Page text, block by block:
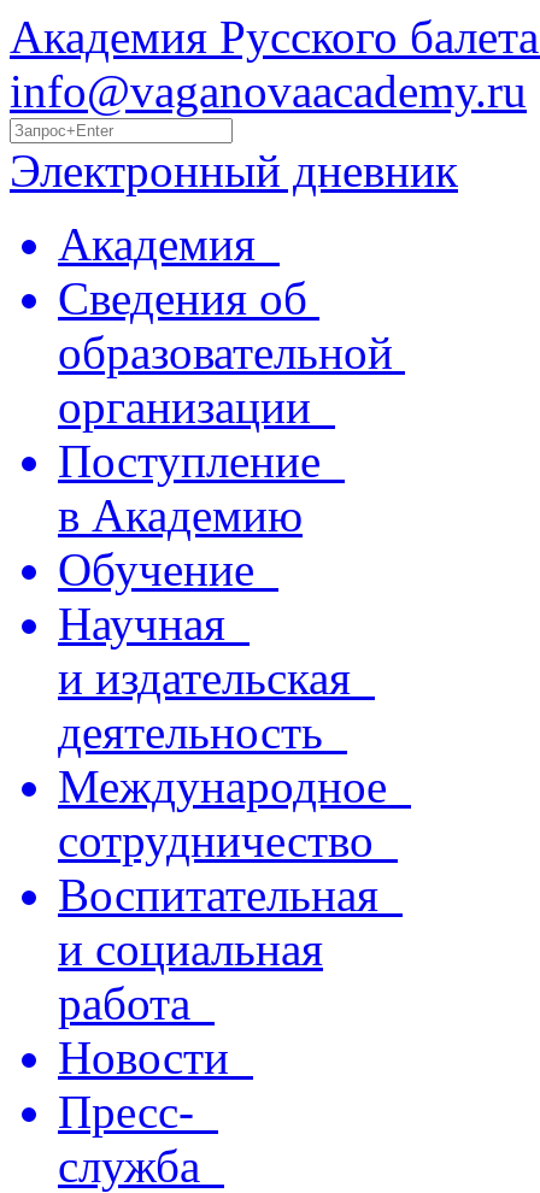
Академия Русского
info@vaganovaacademy.ru
Электронный дневник
Академия
Сведения об
образовательной
организации
Поступление
в Академию
Обучение
Научная
и издательская
деятельность
Международное
сотрудничество
Воспитательная
и социальная
работа
Новости
Пресс-
служба